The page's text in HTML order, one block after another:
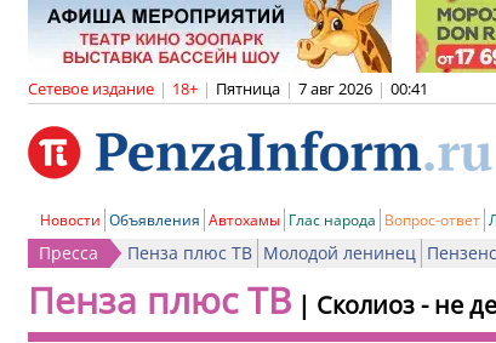
Сетевое издание | 18+ | Пятница | 7 авг 2026 | 00:41
Новости Объявления Автохамы Глас народа Вопрос-ответ
Пресса Пенза плюс ТВ Молодой ленинец
Пенза плюс ТВ | Сколиоз - не